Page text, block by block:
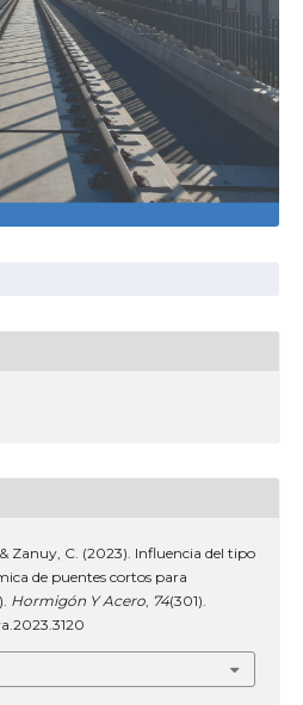
Zanuy, C. (2023). Influencia del tipo
de puentes cortos para
Hormigón Y Acero 74(301).